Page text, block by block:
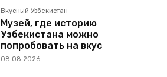
Вкусный Узбекистан
Музей, где историю
Узбекистана можно
попробовать на вкус
08.08.2026